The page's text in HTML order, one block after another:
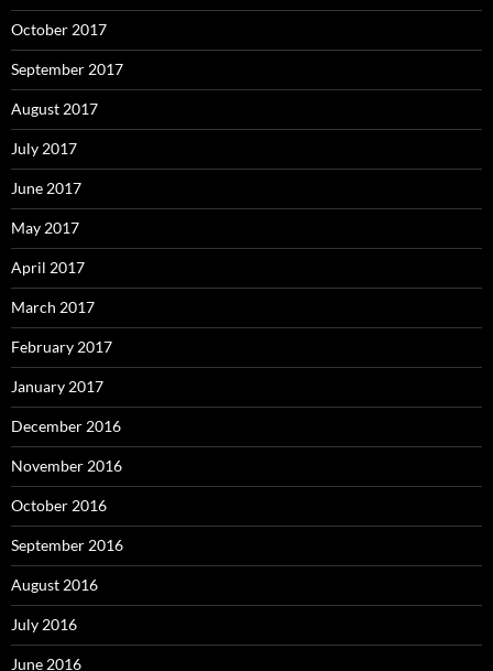
October 2017
September 2017
August 2017
July 2017
June 2017
May 2017
April 2017
March 2017
February 2017
January 2017
December 2016
November 2016
October 2016
September 2016
August 2016
July 2016
June 2016